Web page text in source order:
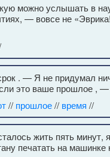
можно услышать в
— вовсе не
. — Я не придумал
это ваше прошлое , —
// прошлое// время //
жить пять минут,
печатать на машинке